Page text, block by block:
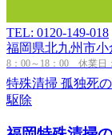
TEL: 0120-149-018
福岡県北九州市小
8：00～18：00 休業日
特殊清掃 孤独死
駆除